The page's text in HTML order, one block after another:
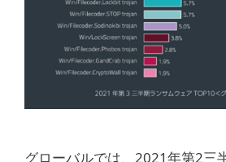
グローバルでは、2021年第2三